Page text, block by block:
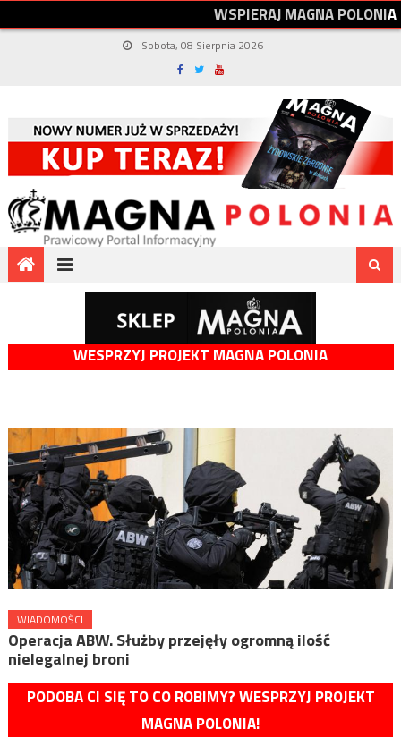
WSPIERAJMAGNAPOLONIA
Sobota, 08 Sierpnia 2026
WESPRZYJ PROJEKT MAGNA POLONIA
WIADOMOŚCI
Operacja ABW. Służby przejęły ogromną ilość
nielegalnej broni
PODOBA CI SIĘ TO CO ROBIMY? WESPRZYJ PROJEKT
MAGNA POLONIA!